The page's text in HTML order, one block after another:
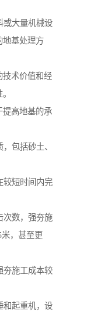
或大量机械设
地基处理方
技术价值和经
提高地基的承
包括砂土、
较短时间内完
次数，强夯施
，甚至更
夯施工成本较
和起重机，设